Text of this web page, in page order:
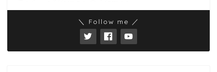
＼ Follow me ／